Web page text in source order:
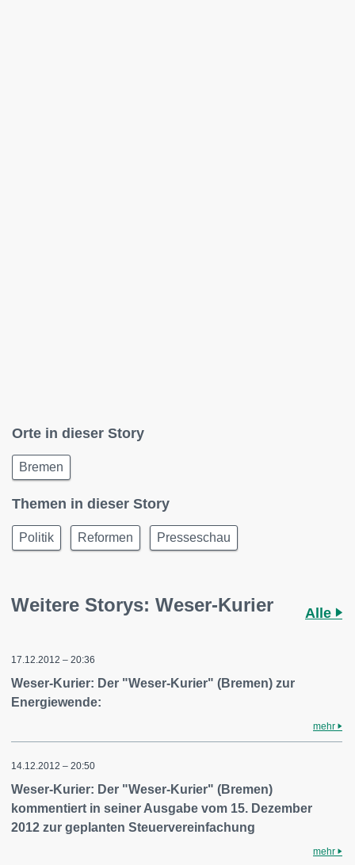
Orte in dieser Story
Bremen
Themen in dieser Story
Politik Reformen Presseschau
Weitere Storys: Weser-Kurier Alle
17.12.2012 – 20:36
Weser-Kurier: Der "Weser-Kurier" (Bremen) zur
Energiewende:
mehr
14.12.2012 – 20:50
Weser-Kurier: Der "Weser-Kurier" (Bremen)
kommentiert in seiner Ausgabe vom 15. Dezember
2012 zur geplanten Steuervereinfachung
mehr